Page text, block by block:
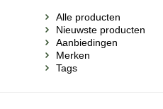
Alle producten
Nieuwste producten
Aanbiedingen
Merken
Tags